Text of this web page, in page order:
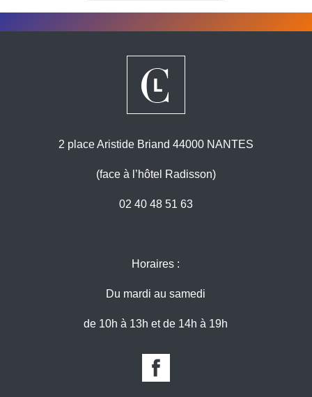
2 place Aristide Briand 44000 NANTES
(face à l’hôtel Radisson)
02 40 48 51 63
Horaires :
Du mardi au samedi
de 10h à 13h et de 14h à 19h